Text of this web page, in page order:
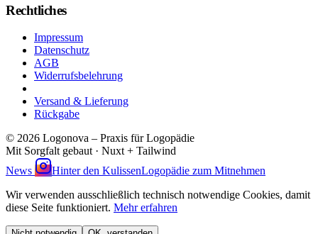
Rechtliches
Impressum
Datenschutz
AGB
Widerrufsbelehrung
Versand & Lieferung
Rückgabe
© 2026 Logonova – Praxis für Logopädie
Mit Sorgfalt gebaut · Nuxt + Tailwind
News
Hinter den KulissenLogopädie zum Mitnehmen
Wir verwenden ausschließlich technisch notwendige Cookies, damit
diese Seite funktioniert. Mehr erfahren